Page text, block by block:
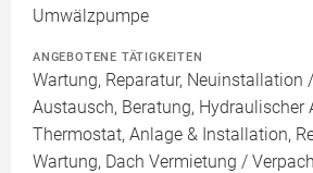
Umwälzpumpe
ANGEBOTENE TÄTIGKEITEN
Wartung, Reparatur, Neuinstallation
Austausch, Beratung, Hydraulischer
Thermostat, Anlage & Installation,
Wartung, Dach Vermietung /